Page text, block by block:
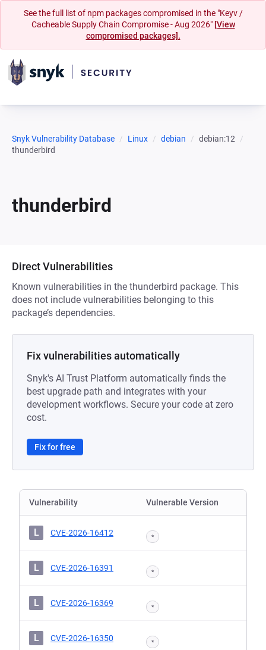
See the full list of npm packages compromised in the "Keyv /
Cacheable Supply Chain Compromise - Aug 2026" [View
compromised packages].
Snyk Vulnerability Database Linux debian
debian:12
thunderbird
thunderbird
Direct Vulnerabilities
Known vulnerabilities in the thunderbird package. This
does not include vulnerabilities belonging to this
package’s dependencies.
Fix vulnerabilities automatically
Snyk's AI Trust Platform automatically finds the
best upgrade path and integrates with your
development workflows. Secure your code at zero
cost.
Fix for free
Vulnerability Vulnerable Version
L CVE-2026-16412 *
L CVE-2026-16391 *
L CVE-2026-16369 *
L CVE-2026-16350 *